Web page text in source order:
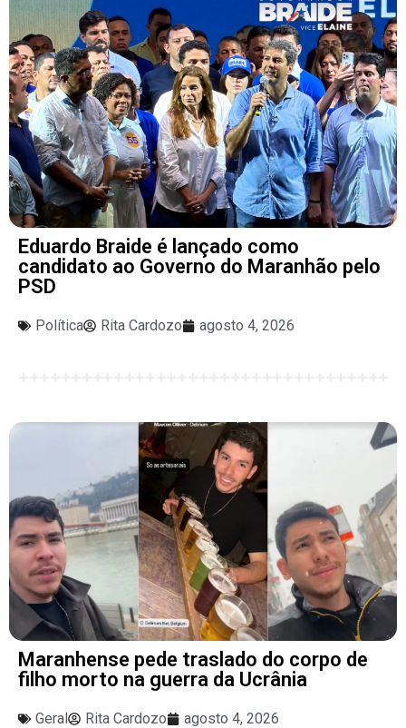
Eduardo Braide é lançado como
candidato ao Governo do Maranhão pelo
PSD
Política Rita Cardozo agosto 4, 2026
Maranhense pede traslado do corpo de
filho morto na guerra da Ucrânia
Geral Rita Cardozo agosto 4, 2026